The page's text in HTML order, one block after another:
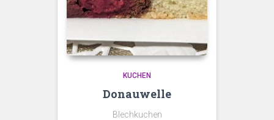
KUCHEN
Donauwelle
Blechkuchen